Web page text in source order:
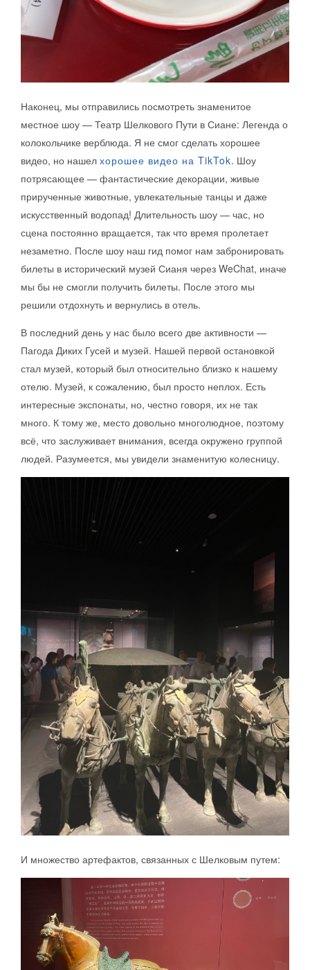
Наконец, мы отправились посмотреть знаменитое
местное шоу — Театр Шелкового Пути в Сиане: Легенда о
колокольчике верблюда. Я не смог сделать хорошее
видео, но нашел хорошее видео на TikTok. Шоу
потрясающее — фантастические декорации, живые
прирученные животные, увлекательные танцы и даже
искусственный водопад! Длительность шоу — час, но
сцена постоянно вращается, так что время пролетает
незаметно. После шоу наш гид помог нам забронировать
билеты в исторический музей Сианя через WeChat, иначе
мы бы не смогли получить билеты. После этого мы
решили отдохнуть и вернулись в отель.
В последний день у нас было всего две активности —
Пагода Диких Гусей и музей. Нашей первой остановкой
стал музей, который был относительно близко к нашему
отелю. Музей, к сожалению, был просто неплох. Есть
интересные экспонаты, но, честно говоря, их не так
много. К тому же, место довольно многолюдное, поэтому
всё, что заслуживает внимания, всегда окружено группой
людей. Разумеется, мы увидели знаменитую колесницу.
И множество артефактов, связанных с Шелковым путем: